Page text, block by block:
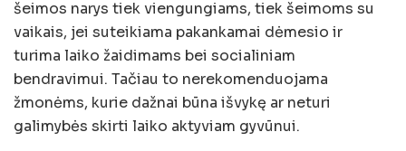
šeimos narys tiek viengungiams, tiek šeimoms su
vaikais, jei suteikiama pakankamai dėmesio ir
turima laiko žaidimams bei socialiniam
bendravimui. Tačiau to nerekomenduojama
žmonėms, kurie dažnai būna išvykę ar neturi
galimybės skirti laiko aktyviam gyvūnui.